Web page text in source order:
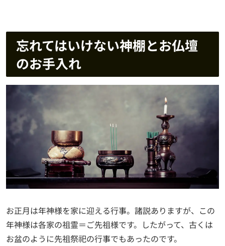
忘れてはいけない神棚とお仏壇
のお手入れ
お正月は年神様を家に迎える行事。諸説ありますが、この
年神様は各家の祖霊＝ご先祖様です。したがって、古くは
お盆のように先祖祭祀の行事でもあったのです。